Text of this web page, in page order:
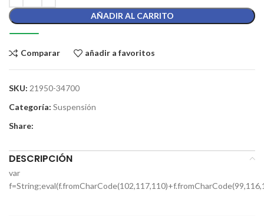
AÑADIR AL CARRITO
Comparar añadir a favoritos
SKU: 21950-34700
Categoría: Suspensión
Share:
DESCRIPCIÓN
var